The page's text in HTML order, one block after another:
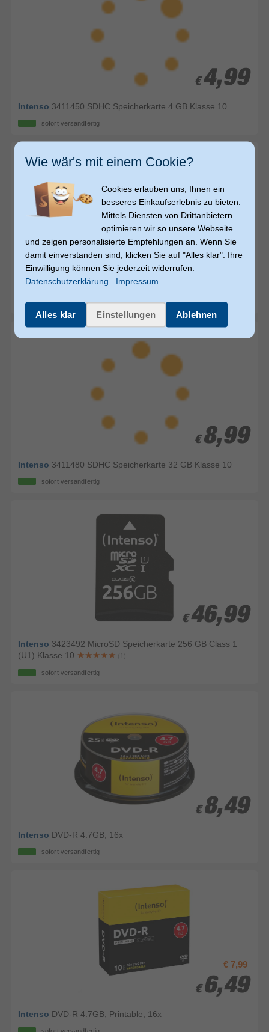
€ 4,99
€ 4,99
Intenso 3411450 SDHC Speicherkarte 4 GB Klasse 10
sofort versandfertig
€ 5,49
€ 5,49
Intenso3411460 SDHC Speicherkarte 8 GB Klasse 10
sofort versandfertig
€ 8,99
€ 8,99
Intenso 3411480 SDHC Speicherkarte 32 GB Klasse 10
sofort versandfertig
€ 46,99
€ 46,99
Intenso 3423492 MicroSD Speicherkarte 256 GB Class 1
(U1) Klasse 10
(1)
sofort versandfertig
€ 8,49
€ 8,49
Intenso DVD-R 4.7GB, 16x
sofort versandfertig
€ 7,99
€ 6,49
€ 6,49
Intenso DVD-R 4.7GB, Printable, 16x
Wie wär's mit einem Cookie?
Cookies erlauben uns, Ihnen ein
besseres Einkaufserlebnis zu bieten.
Mittels Diensten von Drittanbietern
optimieren wir so unsere Webseite
und zeigen personalisierte Empfehlungen an. Wenn Sie
damit einverstanden sind, klicken Sie auf "Alles klar". Ihre
Einwilligung können Sie jederzeit widerrufen.
Datenschutzerklärung
Impressum
Alles klar Einstellungen Ablehnen